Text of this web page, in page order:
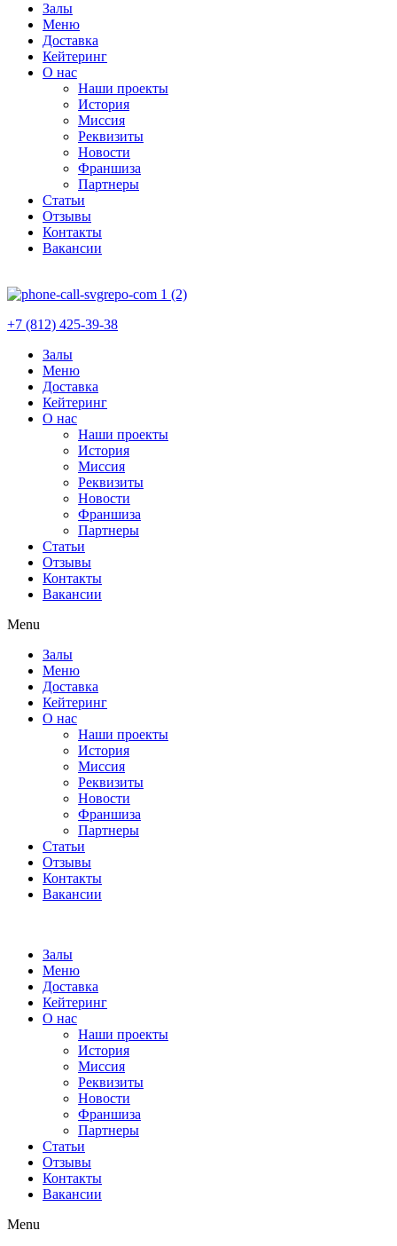
Залы
Меню
Доставка
Кейтеринг
О нас
Наши проекты
История
Миссия
Реквизиты
Новости
Франшиза
Партнеры
Статьи
Отзывы
Контакты
Вакансии
+7 (812) 425-39-38
Залы
Меню
Доставка
Кейтеринг
О нас
Наши проекты
История
Миссия
Реквизиты
Новости
Франшиза
Партнеры
Статьи
Отзывы
Контакты
Вакансии
Menu
Залы
Меню
Доставка
Кейтеринг
О нас
Наши проекты
История
Миссия
Реквизиты
Новости
Франшиза
Партнеры
Статьи
Отзывы
Контакты
Вакансии
Залы
Меню
Доставка
Кейтеринг
О нас
Наши проекты
История
Миссия
Реквизиты
Новости
Франшиза
Партнеры
Статьи
Отзывы
Контакты
Вакансии
Menu